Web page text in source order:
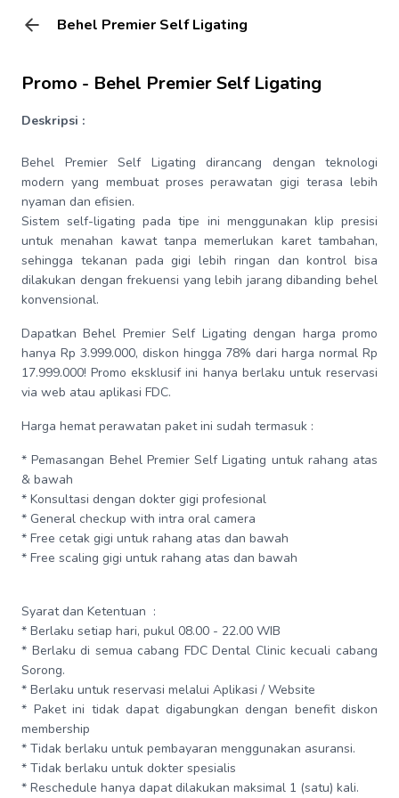
Behel Premier Self Ligating
Promo - Behel Premier Self Ligating
Deskripsi :
Behel Premier Self Ligating dirancang dengan teknologi
modern yang membuat proses perawatan gigi terasa lebih
nyaman dan efisien.
Sistem self-ligating pada tipe ini menggunakan klip presisi
untuk menahan kawat tanpa memerlukan karet tambahan,
sehingga tekanan pada gigi lebih ringan dan kontrol bisa
dilakukan dengan frekuensi yang lebih jarang dibanding behel
konvensional.
Dapatkan Behel Premier Self Ligating dengan harga promo
hanya Rp 3.999.000, diskon hingga 78% dari harga normal Rp
17.999.000! Promo eksklusif ini hanya berlaku untuk reservasi
via web atau aplikasi FDC.
Harga hemat perawatan paket ini sudah termasuk :
* Pemasangan Behel Premier Self Ligating untuk rahang atas
& bawah
* Konsultasi dengan dokter gigi profesional
* General checkup with intra oral camera
* Free cetak gigi untuk rahang atas dan bawah
* Free scaling gigi untuk rahang atas dan bawah
Syarat dan Ketentuan :
* Berlaku setiap hari, pukul 08.00 - 22.00 WIB
* Berlaku di semua cabang FDC Dental Clinic kecuali cabang
Sorong.
* Berlaku untuk reservasi melalui Aplikasi / Website
* Paket ini tidak dapat digabungkan dengan benefit diskon
membership
* Tidak berlaku untuk pembayaran menggunakan asuransi.
* Tidak berlaku untuk dokter spesialis
* Reschedule hanya dapat dilakukan maksimal 1 (satu) kali.